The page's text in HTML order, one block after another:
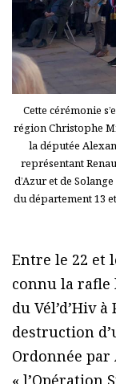
Cette cérémonie
région Christophe
la députée
représentant
d’Azur et de
du département 13
Entre le 22 et
connu la rafle
du Vél’d’Hiv
destruction
Ordonnée